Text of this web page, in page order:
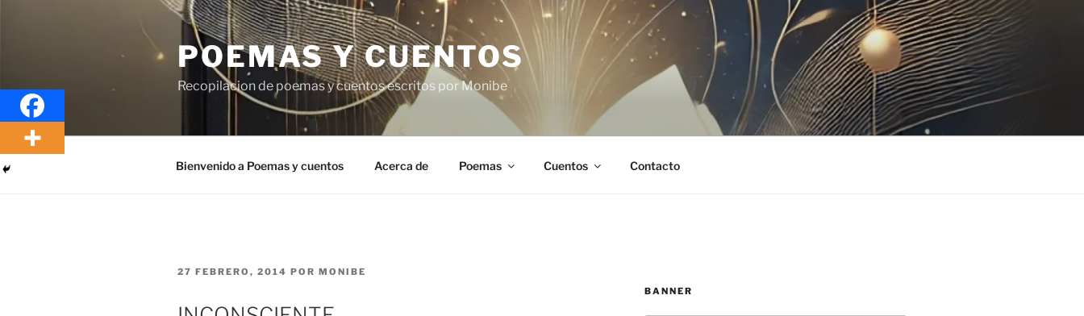
POEMAS Y CUENTOS
Recopilacion de poemas y cuentos escritos por Monibe
Bienvenido a Poemas y cuentos Acerca de Poemas Cuentos Contacto
PUBLICADO
27 FEBRERO, 2014 POR MONIBE
BANNER